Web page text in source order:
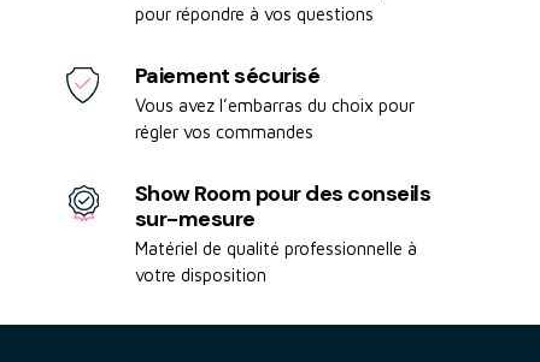
pour répondre à vos questions
Paiement sécurisé
Vous avez l’embarras du choix pour
régler vos commandes
Show Room pour des conseils
sur-mesure
Matériel de qualité professionnelle à
votre disposition